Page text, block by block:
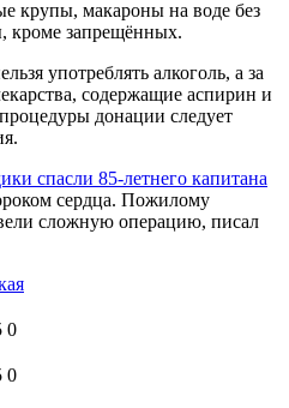
крупы, макароны на воде без
кроме запрещённых.
употреблять алкоголь, а за
содержащие аспирин и
донации следует
спасли 85-летнего капитана
сердца. Пожилому
сложную операцию, писал
0
0